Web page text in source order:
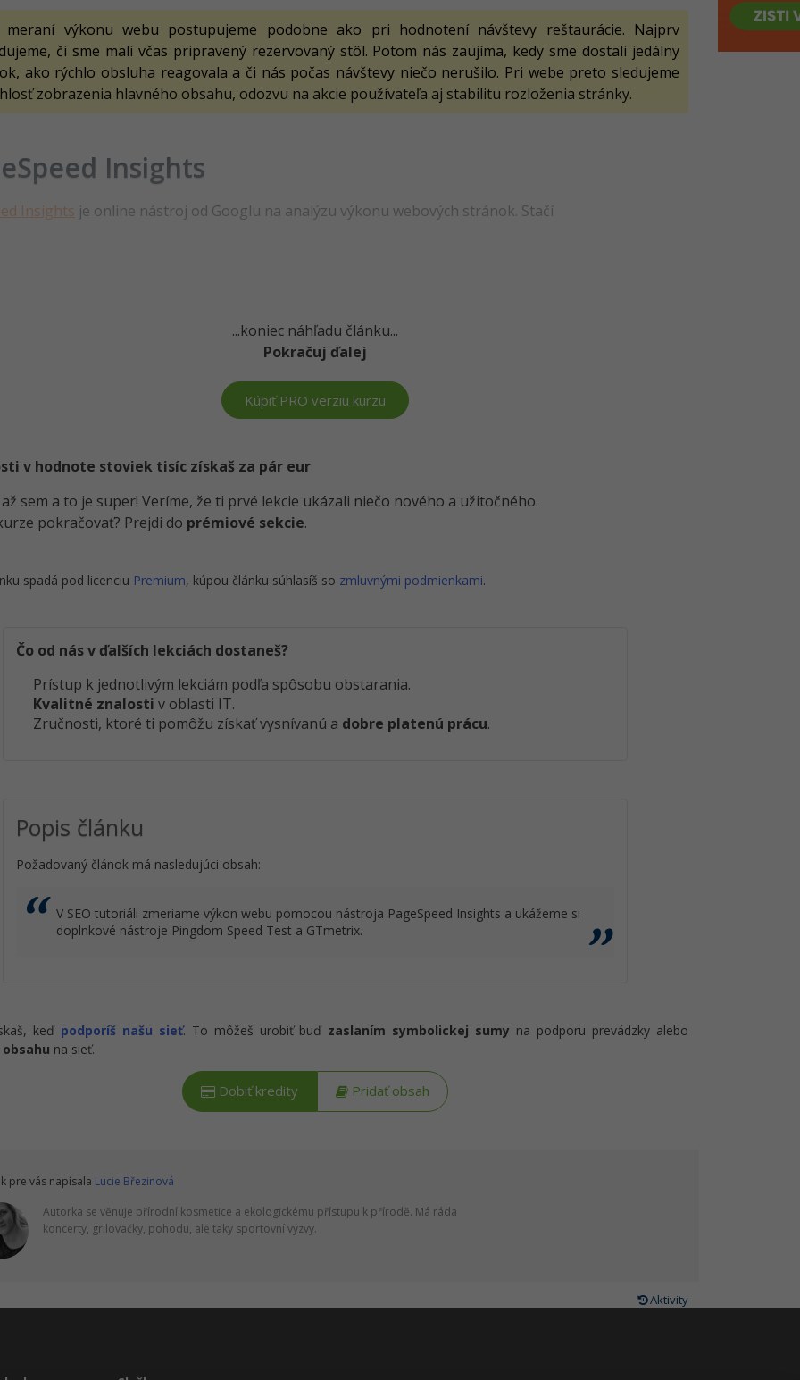
meraní výkonu webu postupujeme podobne ako pri hodnotení návštevy reštaurácie. Najprv
či sme mali včas pripravený rezervovaný stôl. Potom nás zaujíma, kedy sme dostali jedálny
ako rýchlo obsluha reagovala a či nás počas návštevy niečo nerušilo. Pri webe preto sledujeme
zobrazenia hlavného obsahu, odozvu na akcie používateľa aj stabilitu rozloženia stránky.
Insights
Insights je online nástroj od Googlu na analýzu výkonu webových stránok. Stačí
...koniec náhľadu článku...
Pokračuj ďalej
Kúpiť PRO verziu kurzu
v hodnote stoviek tisíc získaš za pár eur
sem a to je super! Veríme, že ti prvé lekcie ukázali niečo nového a užitočného.
pokračovať? Prejdi do prémiové sekcie.
spadá pod licenciu Premium, kúpou článku súhlasíš so zmluvnými podmienkami.
Čo od nás v ďalších lekciách dostaneš?
Prístup k jednotlivým lekciám podľa spôsobu obstarania.
Kvalitné znalosti v oblasti IT.
Zručnosti, ktoré ti pomôžu získať vysnívanú a dobre platenú prácu.
Popis článku
Požadovaný článok má nasledujúci obsah:
V SEO tutoriáli zmeriame výkon webu pomocou nástroja PageSpeed Insights a ukážeme si
doplnkové nástroje Pingdom Speed Test a GTmetrix.
keď podporíš našu sieť. To môžeš urobiť buď zaslaním symbolickej sumy na podporu prevádzky alebo
na sieť.
Dobiť kredity Pridať obsah
pre vás napísala Lucie Březinová
Autorka se věnuje přírodní kosmetice a ekologickému přístupu k přírodě. Má ráda
koncerty, grilovačky, pohodu, ale taky sportovní výzvy.
Aktivity